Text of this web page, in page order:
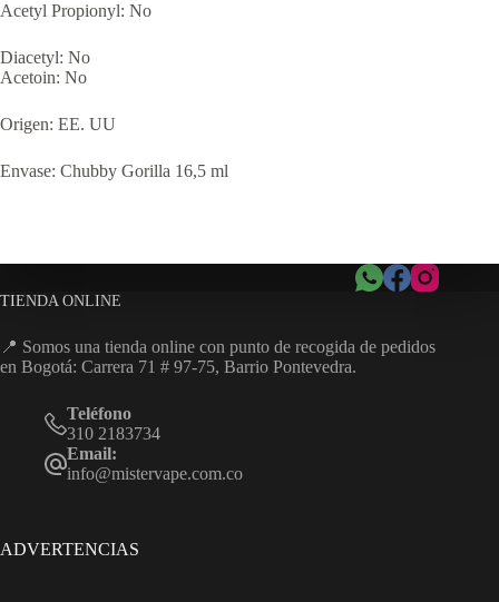
Acetyl Propionyl: No
Diacetyl: No
Acetoin: No
Origen: EE. UU
Envase: Chubby Gorilla 16,5 ml
TIENDA ONLINE
📍 Somos una tienda online con punto de recogida de pedidos
en Bogotá: Carrera 71 # 97-75, Barrio Pontevedra.
Teléfono
310 2183734
Email:
info@mistervape.com.co
ADVERTENCIAS